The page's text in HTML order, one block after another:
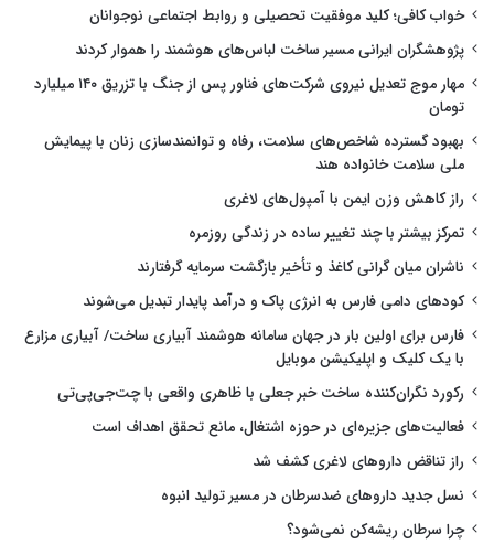
خواب کافی؛ کلید موفقیت تحصیلی و روابط اجتماعی نوجوانان
پژوهشگران ایرانی مسیر ساخت لباس‌های هوشمند را هموار کردند
مهار موج تعدیل نیروی شرکت‌های فناور پس از جنگ با تزریق ۱۴۰ میلیارد
تومان
بهبود گسترده شاخص‌های سلامت، رفاه و توانمندسازی زنان با پیمایش
ملی سلامت خانواده هند
راز کاهش وزن ایمن با آمپول‌های لاغری
تمرکز بیشتر با چند تغییر ساده در زندگی روزمره
ناشران میان گرانی کاغذ و تأخیر بازگشت سرمایه گرفتارند
کودهای دامی فارس به انرژی پاک و درآمد پایدار تبدیل می‌شوند
فارس برای اولین بار در جهان سامانه هوشمند آبیاری ساخت/ آبیاری مزارع
با یک کلیک و اپلیکیشن موبایل
رکورد نگران‌کننده ساخت خبر جعلی با ظاهری واقعی با چت‌جی‌پی‌تی
فعالیت‌های جزیره‌ای در حوزه اشتغال، مانع تحقق اهداف است
راز تناقض داروهای لاغری کشف شد
نسل جدید داروهای ضدسرطان در مسیر تولید انبوه
چرا سرطان ریشه‌کن نمی‌شود؟